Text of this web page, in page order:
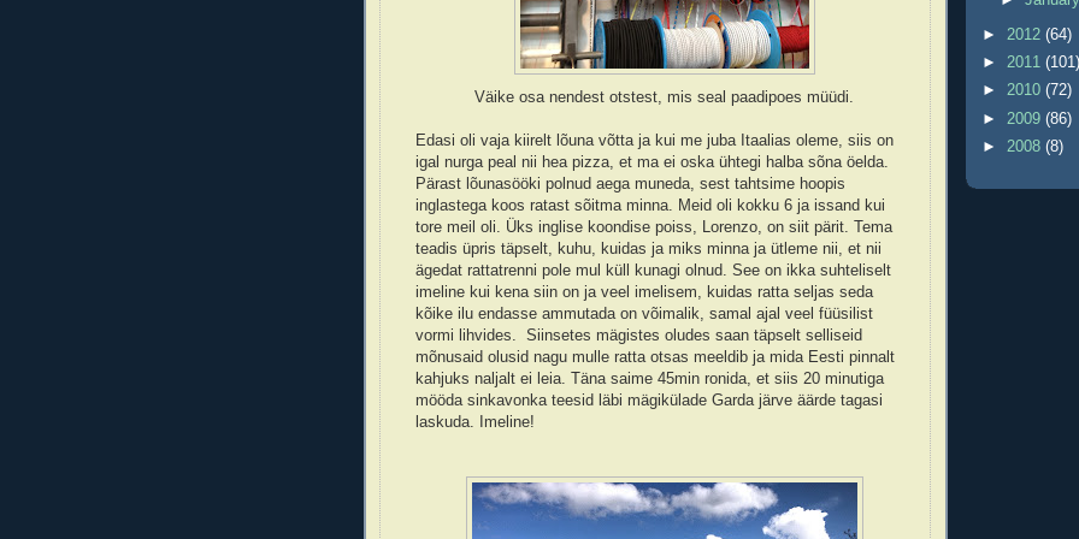
Väike osa nendest otstest, mis seal paadipoes müüdi.
Edasi oli vaja kiirelt lõuna võtta ja kui me juba Itaalias oleme, siis on
igal nurga peal nii hea pizza, et ma ei oska ühtegi halba sõna öelda.
Pärast lõunasööki polnud aega muneda, sest tahtsime hoopis
inglastega koos ratast sõitma minna. Meid oli kokku 6 ja issand kui
tore meil oli. Üks inglise koondise poiss, Lorenzo, on siit pärit. Tema
teadis üpris täpselt, kuhu, kuidas ja miks minna ja ütleme nii, et nii
ägedat rattatrenni pole mul küll kunagi olnud. See on ikka suhteliselt
imeline kui kena siin on ja veel imelisem, kuidas ratta seljas seda
kõike ilu endasse ammutada on võimalik, samal ajal veel füüsilist
vormi lihvides. Siinsetes mägistes oludes saan täpselt selliseid
mõnusaid olusid nagu mulle ratta otsas meeldib ja mida Eesti pinnalt
kahjuks naljalt ei leia. Täna saime 45min ronida, et siis 20 minutiga
mööda sinkavonka teesid läbi mägikülade Garda järve äärde tagasi
laskuda. Imeline!
► 2012 (64)
► 2011 (101)
► 2010 (72)
► 2009 (86)
► 2008 (8)